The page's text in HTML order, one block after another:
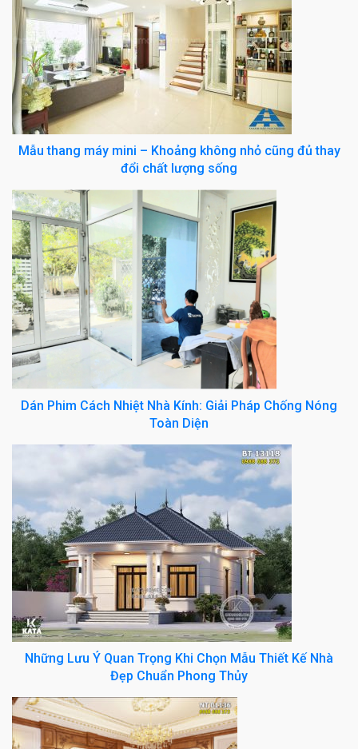
Mẫu thang máy mini – Khoảng không nhỏ cũng đủ thay
đổi chất lượng sống
Dán Phim Cách Nhiệt Nhà Kính: Giải Pháp Chống Nóng
Toàn Diện
Những Lưu Ý Quan Trọng Khi Chọn Mẫu Thiết Kế Nhà
Đẹp Chuẩn Phong Thủy